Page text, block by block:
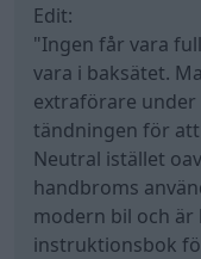
Edit:
"Ingen får vara
vara i baksätet.
extraförare under
tändningen för
Neutral istället
handbroms
modern bil och
instruktionsbok